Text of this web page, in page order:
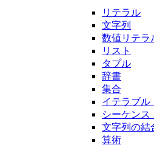
リテラル
文字列
数値リテラ
リスト
タプル
辞書
集合
イテラブル
シーケンス
文字列の結
算術